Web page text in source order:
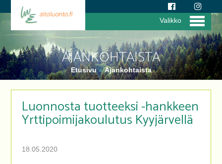
AJANKOHTAISTA
Etusivu»Ajankohtaista
Valikko
Luonnosta tuotteeksi -hankkeen
Yrttipoimijakoulutus Kyyjärvellä
18.05.2020